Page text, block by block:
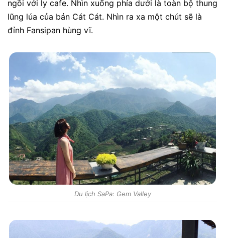
ngồi với ly cafe. Nhìn xuống phía dưới là toàn bộ thung
lũng lúa của bản Cát Cát. Nhìn ra xa một chút sẽ là
đỉnh Fansipan hùng vĩ.
Du lịch SaPa: Gem Valley